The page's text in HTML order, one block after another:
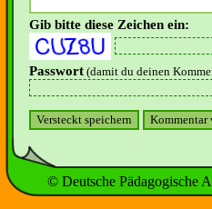
Gib bitte diese Zeichen ein:
Passwort (damit du deinen
© Deutsche Pädagogische